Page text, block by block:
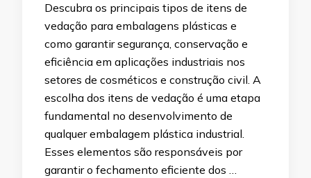
Descubra os principais tipos de itens de
vedação para embalagens plásticas e
como garantir segurança, conservação e
eficiência em aplicações industriais nos
setores de cosméticos e construção civil. A
escolha dos itens de vedação é uma etapa
fundamental no desenvolvimento de
qualquer embalagem plástica industrial.
Esses elementos são responsáveis por
garantir o fechamento eficiente dos …